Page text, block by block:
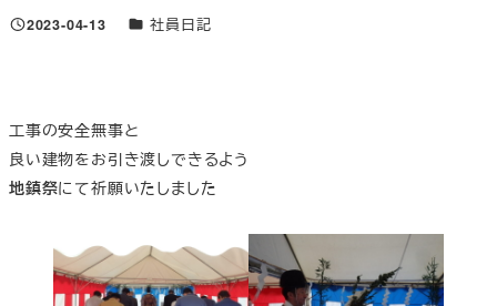
投稿日
2023-04-13 ブログカテゴリ
社員日記
工事の安全無事と
良い建物をお引き渡しできるよう
地鎮祭にて祈願いたしました